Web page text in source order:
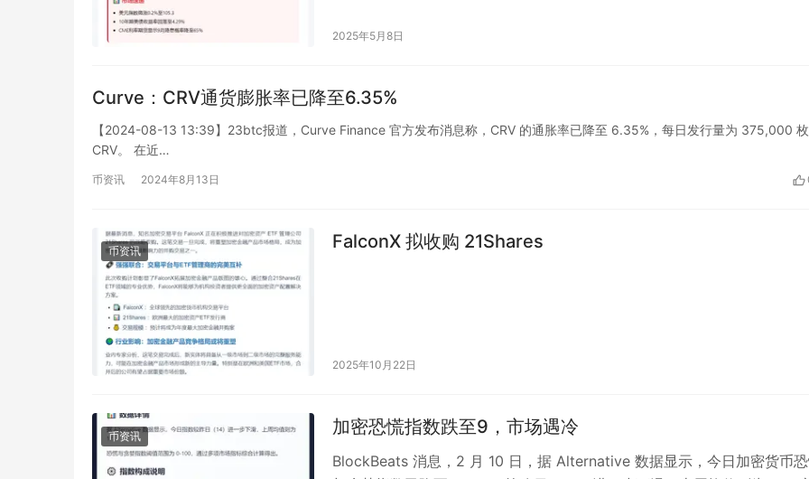
2025年5月8日
Curve：CRV通货膨胀率已降至6.35%
【2024-08-13 13:39】23btc报道，Curve Finance 官方发布消息称，CRV 的通胀率已降至 6.35%，每日发行量为 375,000 枚
CRV。 在近…
币资讯 2024年8月13日
币资讯 FalconX 拟收购 21Shares
2025年10月22日
币资讯 加密恐慌指数跌至9，市场遇冷
BlockBeats 消息，2 月 10 日，据 Alternative 数据显示，今日加密货币